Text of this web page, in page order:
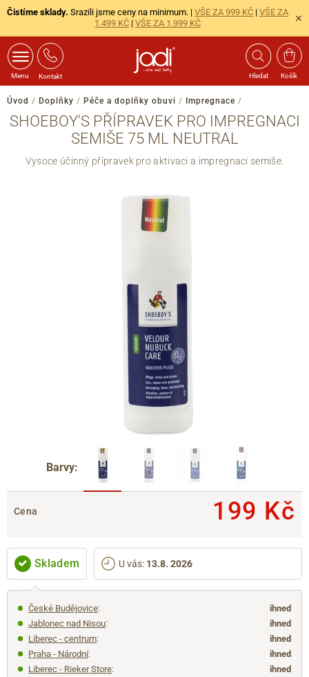
Čistíme sklady. Srazili jsme ceny na minimum. | VŠE ZA 999 KČ | VŠE ZA
1.499 KČ | VŠE ZA 1.999 KČ
Menu Kontakt Hledat Košík
Úvod / Doplňky / Péče a doplňky obuvi / Impregnace /
SHOEBOY'S PŘÍPRAVEK PRO IMPREGNACI
SEMIŠE 75 ML NEUTRAL
Vysoce účinný přípravek pro aktivaci a impregnaci semiše.
Barvy:
Cena 199 Kč
Skladem U vás: 13.8. 2026
České Budějovice:
ihned
Jablonec nad Nisou:
ihned
Liberec - centrum:
ihned
Praha - Národní:
ihned
Liberec - Rieker Store:
ihned